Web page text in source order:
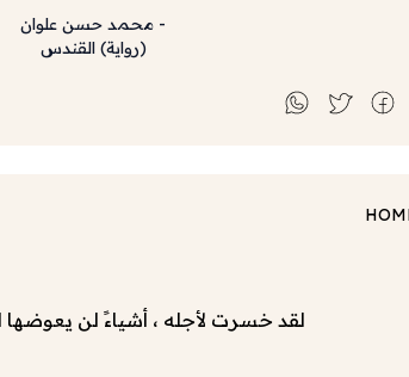
- محمد حسن علوان
(رواية)القندس
لقد خسرت لأجله ، أشياءً لن يعوضها